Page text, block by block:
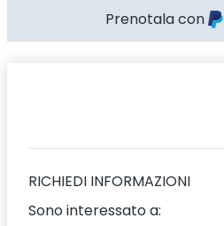
Prenotala con
RICHIEDI INFORMAZIONI
Sono interessato a: